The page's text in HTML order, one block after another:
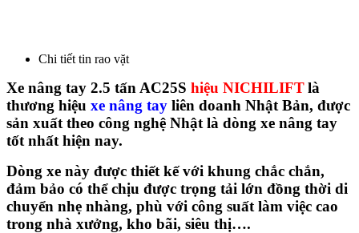
Chi tiết tin rao vặt
Xe nâng tay 2.5 tấn AC25S hiệu NICHILIFTlà
thương hiệu xe nâng tay liên doanh Nhật Bản, được
sản xuất theo công nghệ Nhật là dòng xe nâng tay
tốt nhất hiện nay.
Dòng xe này được thiết kế với khung chắc chắn,
đảm bảo có thể chịu được trọng tải lớn đồng thời di
chuyển nhẹ nhàng, phù với công suất làm việc cao
trong nhà xưởng, kho bãi, siêu thị….